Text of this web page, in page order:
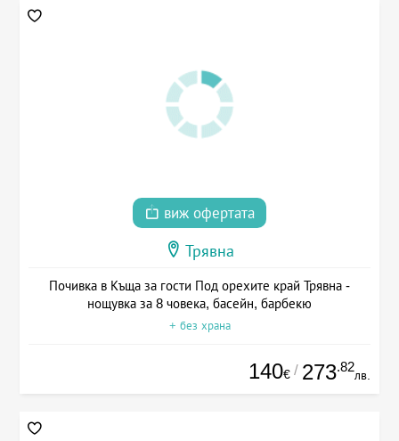
виж офертата
Трявна
Почивка в Къща за гости Под орехите край Трявна -
нощувка за 8 човека, басейн, барбекю
+ без храна
140€ / 273.82
лв.